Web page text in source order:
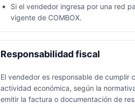
Si el vendedor ingresa por una red
vigente de COMBOX.
Responsabilidad fiscal
El vendedor es responsable de cumplir
actividad económica, según la
emitir la factura o documentación de